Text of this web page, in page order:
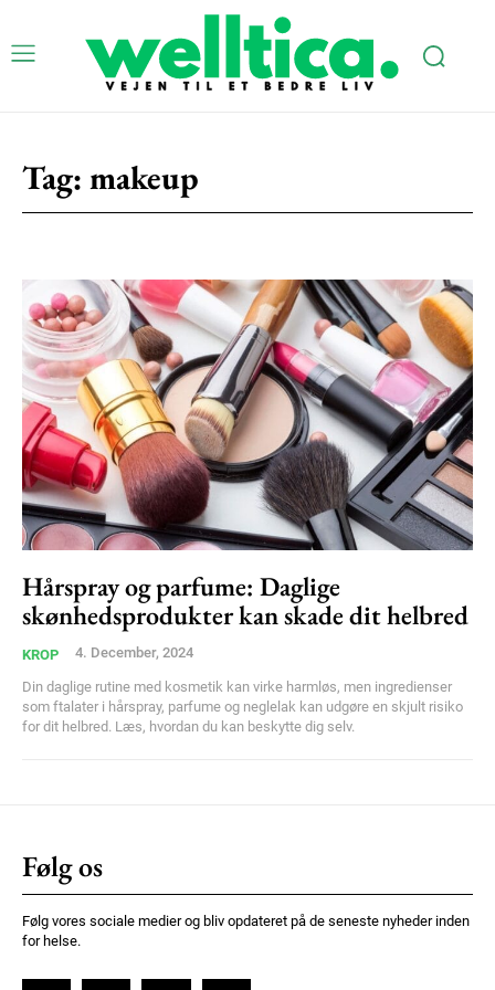
Subscription Plans
Free limited access
Gratis / forever
Etiam est nibh, lobortis sit
Praesent euismod ac
Ut mollis pellentesque tortor
Donec quis est ac felis
Orci varius natoque dolor
100DKK / year
Tag: makeup
Hårspray og parfume: Daglige
skønhedsprodukter kan skade dit helbred
KROP 4. December, 2024
Din daglige rutine med kosmetik kan virke harmløs, men ingredienser
som ftalater i hårspray, parfume og neglelak kan udgøre en skjult risiko
for dit helbred. Læs, hvordan du kan beskytte dig selv.
Følg os
Følg vores sociale medier og bliv opdateret på de seneste nyheder inden
for helse.